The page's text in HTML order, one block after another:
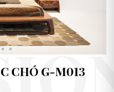
CHÓ G-M013